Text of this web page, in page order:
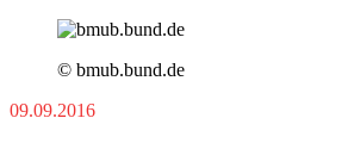
© bmub.bund.de
09.09.2016